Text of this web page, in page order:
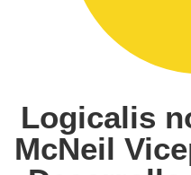
Logicalis
McNeil